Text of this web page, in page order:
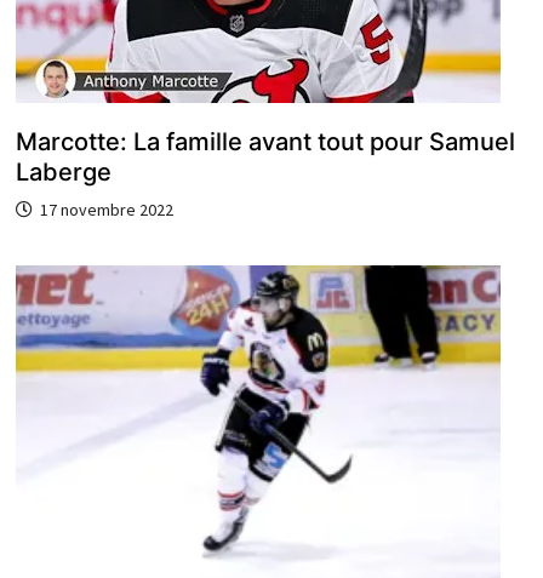
Marcotte: La famille avant tout pour Samuel
Laberge
17 novembre 2022